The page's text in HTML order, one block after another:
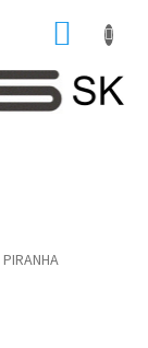
PIRANHA